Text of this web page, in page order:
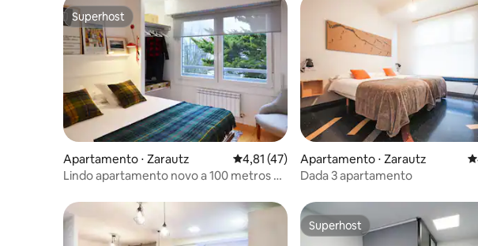
Superhost
Superhost
Apartamento ⋅ Zarautz 4,81 de uma avaliação média de 5, 47
4,81 (47)
Lindo apartamento novo a 100 metros da
Apartamento ⋅ Zarautz
Dada 3 apartamento
Superhost
Superhost